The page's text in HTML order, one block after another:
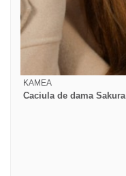
KAMEA
Caciula de dama Sakura